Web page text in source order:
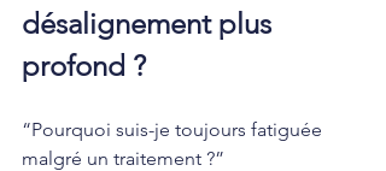
désalignement plus
profond ?
“Pourquoi suis-je toujours fatiguée
malgré un traitement ?”